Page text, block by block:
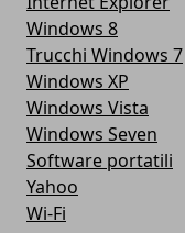
Windows 8
Trucchi Windows 7
Windows XP
Windows Vista
Windows Seven
Software portatili
Yahoo
Wi-Fi